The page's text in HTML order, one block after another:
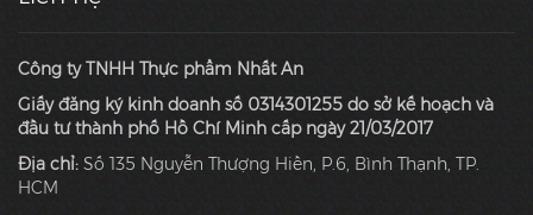
Công ty TNHH Thực phẩm Nhất An
Giấy đăng ký kinh doanh số 0314301255 do sở kế hoạch và
đầu tư thành phố Hồ Chí Minh cấp ngày 21/03/2017
Địa chỉ: Số 135 Nguyễn Thượng Hiền, P.6, Bình Thạnh, TP.
HCM